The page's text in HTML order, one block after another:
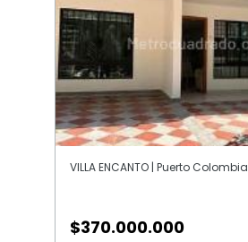
VILLA ENCANTO | Puerto Colombia
$370.000.000